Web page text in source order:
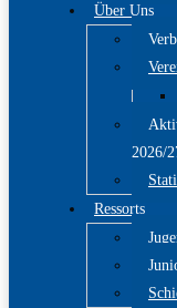
Über Uns
2026/
Ressorts